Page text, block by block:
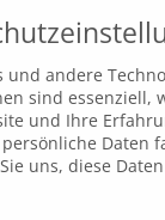
und andere
sind essenziell,
und Ihre
Daten
uns, diese